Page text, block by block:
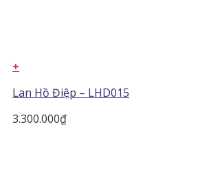
+
Lan Hồ Điệp – LHD015
3.300.000₫